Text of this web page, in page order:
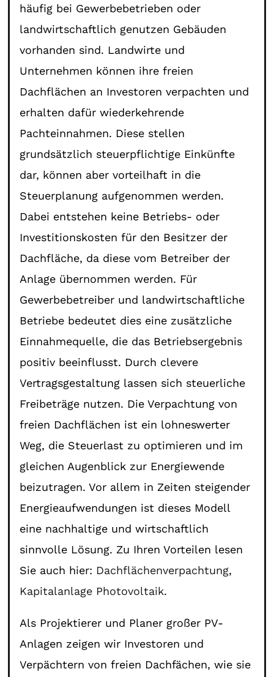
häufig bei Gewerbebetrieben oder
landwirtschaftlich genutzen Gebäuden
vorhanden sind. Landwirte und
Unternehmen können ihre freien
Dachflächen an Investoren verpachten und
erhalten dafür wiederkehrende
Pachteinnahmen. Diese stellen
grundsätzlich steuerpflichtige Einkünfte
dar, können aber vorteilhaft in die
Steuerplanung aufgenommen werden.
Dabei entstehen keine Betriebs- oder
Investitionskosten für den Besitzer der
Dachfläche, da diese vom Betreiber der
Anlage übernommen werden. Für
Gewerbebetreiber und landwirtschaftliche
Betriebe bedeutet dies eine zusätzliche
Einnahmequelle, die das Betriebsergebnis
positiv beeinflusst. Durch clevere
Vertragsgestaltung lassen sich steuerliche
Freibeträge nutzen. Die Verpachtung von
freien Dachflächen ist ein lohneswerter
Weg, die Steuerlast zu optimieren und im
gleichen Augenblick zur Energiewende
beizutragen. Vor allem in Zeiten steigender
Energieaufwendungen ist dieses Modell
eine nachhaltige und wirtschaftlich
sinnvolle Lösung. Zu Ihren Vorteilen lesen
Sie auch hier: Dachflächenverpachtung,
Kapitalanlage Photovoltaik.
Als Projektierer und Planer großer PV-
Anlagen zeigen wir Investoren und
Verpächtern von freien Dachfächen, wie sie